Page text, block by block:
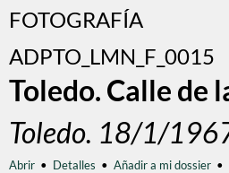
FOTOGRAFÍA
ADPTO_LMN_F_0015
Toledo. Calle de
Toledo. 18/1/
Abrir • Detalles • Añadir a mi dossier •